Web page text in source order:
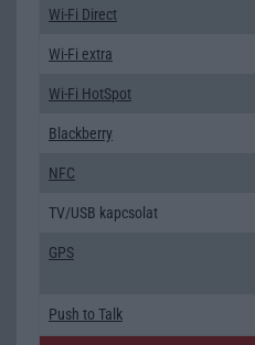
Wi-Fi Direct
Wi-Fi extra
Wi-Fi HotSpot
Blackberry
NFC
TV/USB kapcsolat
GPS
Push to Talk